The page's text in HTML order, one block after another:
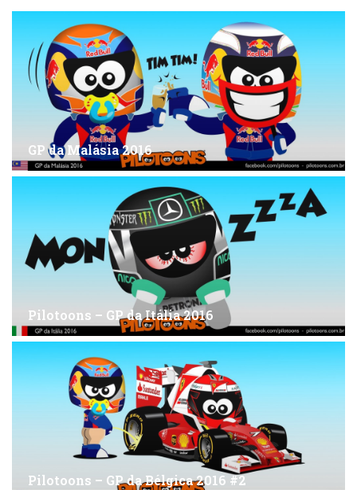
GP da Malásia 2016
Pilotoons – GP da Itália 2016
Pilotoons – GP da Bélgica 2016 #2